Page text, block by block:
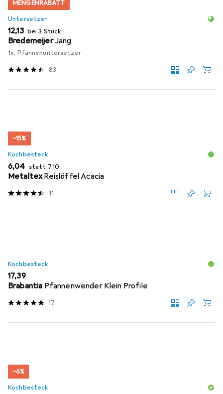
MENGENRABATT
Untersetzer
EUR
12,13 bei 3 Stück
Bredemeijer Jang
1x, Pfannenuntersetzer
83
−15%
Kochbesteck
EUR
6,04 statt EUR
7,10
MetaltexReislöffel Acacia
11
Kochbesteck
EUR
17,39
Brabantia Pfannenwender Klein Profile
17
−6%
Kochbesteck